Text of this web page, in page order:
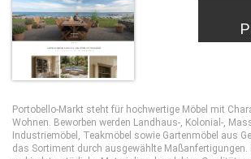
Portobello-Markt steht für hochwertige Möbel mit
Wohnen. Beworben werden Landhaus-, Kolonial-,
Industriemöbel, Teakmöbel sowie Gartenmöbel aus
das Sortiment durch ausgewählte Maßanfertigungen.